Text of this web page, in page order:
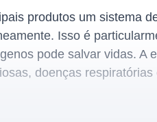
produtos um sistema
Isso é
pode salvar vidas.
doenças